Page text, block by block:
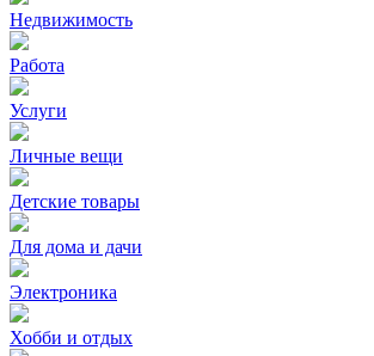
Недвижимость
Работа
Услуги
Личные вещи
Детские товары
Для дома и дачи
Электроника
Хобби и отдых